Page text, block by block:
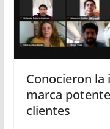
Conocieron
marca
clientes